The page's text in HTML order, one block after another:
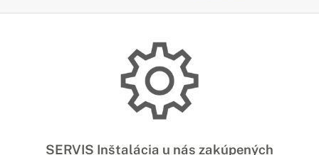
SERVIS Inštalácia u nás zakúpených